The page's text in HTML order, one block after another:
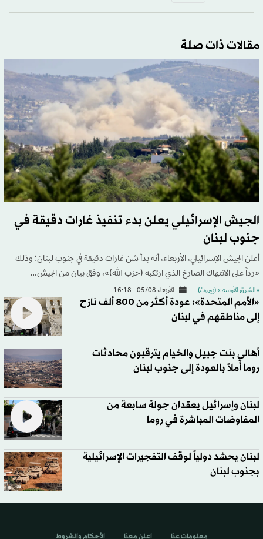
مقالات ذات صلة
الجيش الإسرائيلي يعلن بدء تنفيذ غارات دقيقة في
جنوب لبنان
أعلن الجيش الإسرائيلي، الأربعاء، أنه بدأ شن غارات دقيقة في جنوب لبنان؛ وذلك
«رداً على الانتهاك الصارخ الذي ارتكبه (حزب الله)»، وفق بيان من الجيش...
«الشرق الأوسط» (بيروت) الأربعاء 05/08 - 16:18
«الأمم المتحدة»: عودة أكثر من 800 ألف نازح
إلى مناطقهم في لبنان
أهالي بنت جبيل والخيام يترقبون محادثات
روما أملاً بالعودة إلى جنوب لبنان
لبنان وإسرائيل يعقدان جولة سابعة من
المفاوضات المباشرة في روما
لبنان يحشد دولياً لوقف التفجيرات الإسرائيلية
بجنوب لبنان
معلومات عنا اعلن معنا الأحكام والشروط